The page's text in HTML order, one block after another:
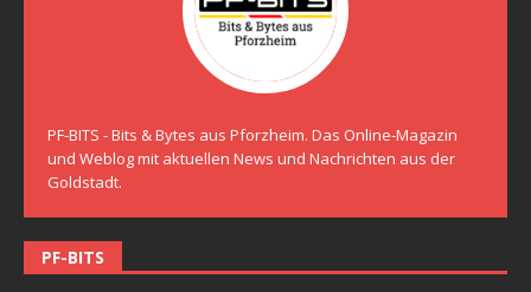
PF-BITS - Bits & Bytes aus Pforzheim. Das Online-Magazin
und Weblog mit aktuellen News und Nachrichten aus der
Goldstadt.
PF-BITS